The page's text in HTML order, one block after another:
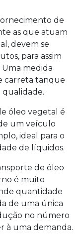
de
as que atuam
devem se
para assim
medida
carreta tanque
óleo vegetal é
um veículo
ideal para o
de líquidos.
de óleo
é muito
quantidade
de uma única
no número
à uma demanda.